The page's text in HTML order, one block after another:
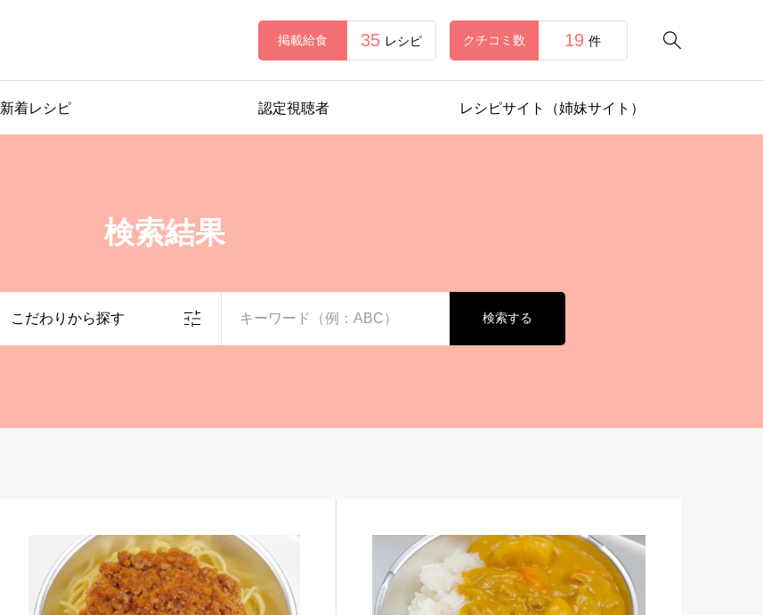

掲載給食 35 レシピ クチコミ数 19 件
新着レシピ 認定視聴者 レシピサイト（姉妹サイト）
検索結果
こだわりから探す 検索する